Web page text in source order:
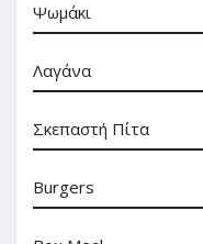
Ψωμάκι
Λαγάνα
Σκεπαστή Πίτα
Burgers